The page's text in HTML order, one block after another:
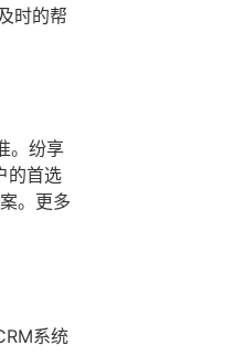
时的帮
。纷享
的首选
。更多
系统